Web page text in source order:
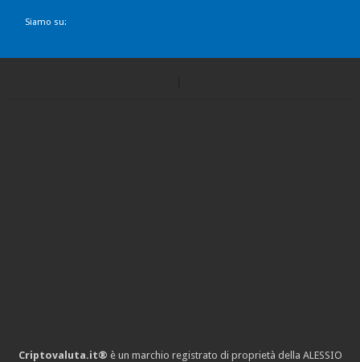
Siamo su:
Criptovaluta.it® è un marchio registrato di proprietà della ALESSIO